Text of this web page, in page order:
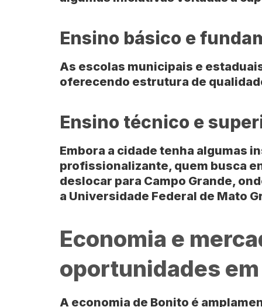
Ensino básico e
As escolas municipais e
oferecendo estrutura de
Ensino técnico e
Embora a cidade tenha algumas
profissionalizante, quem busca
deslocar para Campo Grande,
a Universidade Federal de Mato
Economia e
oportunidades
A economia de Bonito é